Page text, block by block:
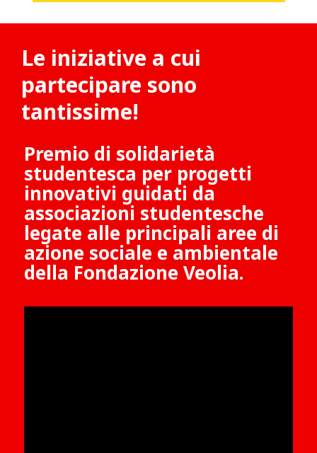
Le iniziative a cui
partecipare sono
tantissime!
Premio di solidarietà
studentesca per progetti
innovativi guidati da
associazioni studentesche
legate alle principali aree di
azione sociale e ambientale
della Fondazione Veolia.